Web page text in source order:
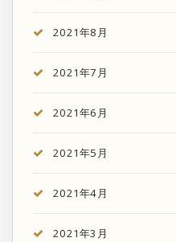
2021年8月
2021年7月
2021年6月
2021年5月
2021年4月
2021年3月